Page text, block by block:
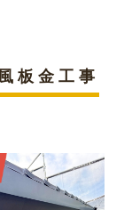
板金工事